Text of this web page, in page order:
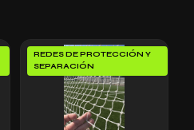
REDES DE PROTECCIÓN Y
SEPARACIÓN